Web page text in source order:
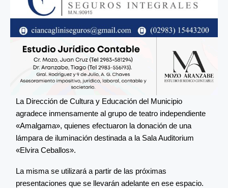
La Dirección de Cultura y Educación del Municipio
agradece inmensamente al grupo de teatro independiente
«Amalgama», quienes efectuaron la donación de una
lámpara de iluminación destinada a la Sala Auditorium
«Elvira Ceballos».
La misma se utilizará a partir de las próximas
presentaciones que se llevarán adelante en ese espacio.